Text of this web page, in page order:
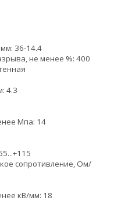
36-14.4
не менее %: 400
4.3
Мпа: 14
сопротивление, Ом/
кВ/мм: 18